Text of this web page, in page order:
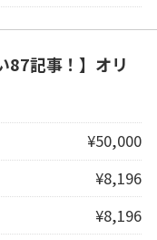
87記事！】オリ
¥50,000
¥8,196
¥8,196